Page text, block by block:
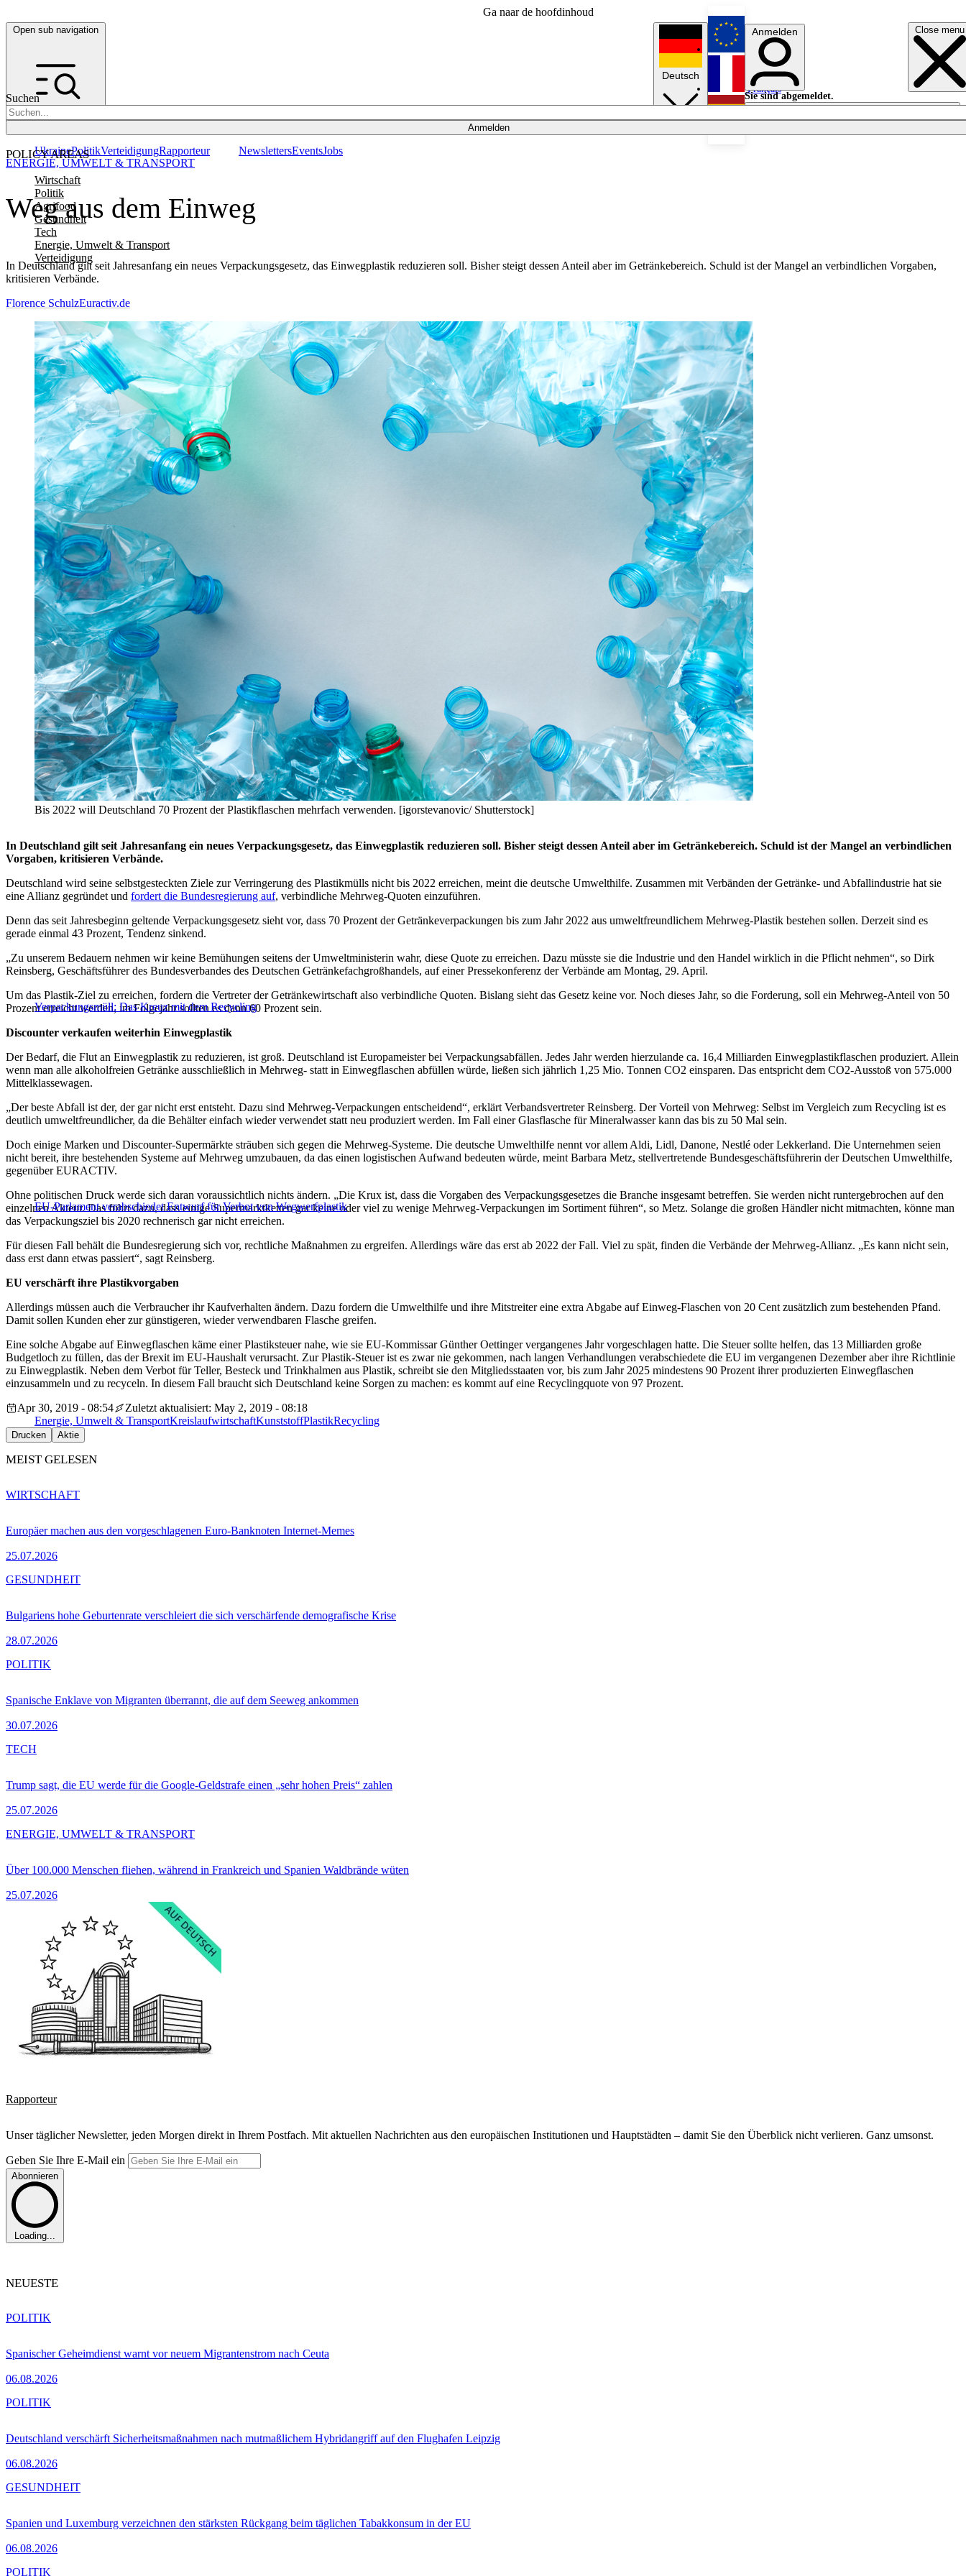
Ga naar de hoofdinhoud
Open sub navigation Close menu
Suchen
Anmelden
POLICY AREAS
Wirtschaft
Politik
Agrifood
Gesundheit
Tech
Energie, Umwelt & Transport
Verteidigung
UkrainePolitikVerteidigungRapporteur NewslettersEventsJobs
Deutsch
English
Français
Anmelden
Sie sind abgemeldet.
Anmelden
Licht aus
Weg aus dem Einweg
In Deutschland gilt seit Jahresanfang ein neues Verpackungsgesetz, das Einwegplastik reduzieren soll. Bisher steigt dessen Anteil aber im Getränkebereich. Schuld ist der Mangel an verbindlichen Vorgaben,
kritisieren Verbände.
ENERGIE, UMWELT & TRANSPORT
Florence SchulzEuractiv.de
Bis 2022 will Deutschland 70 Prozent der Plastikflaschen mehrfach verwenden. [igorstevanovic/ Shutterstock]
In Deutschland gilt seit Jahresanfang ein neues Verpackungsgesetz, das Einwegplastik reduzieren soll. Bisher steigt dessen Anteil aber im Getränkebereich. Schuld ist der Mangel an verbindlichen
Vorgaben, kritisieren Verbände.
Deutschland wird seine selbstgesteckten Ziele zur Verringerung des Plastikmülls nicht bis 2022 erreichen, meint die deutsche Umwelthilfe. Zusammen mit Verbänden der Getränke- und Abfallindustrie hat sie
eine Allianz gegründet und fordert die Bundesregierung auf, verbindliche Mehrweg-Quoten einzuführen.
Denn das seit Jahresbeginn geltende Verpackungsgesetz sieht vor, dass 70 Prozent der Getränkeverpackungen bis zum Jahr 2022 aus umweltfreundlichem Mehrweg-Plastik bestehen sollen. Derzeit sind es
gerade einmal 43 Prozent, Tendenz sinkend.
„Zu unserem Bedauern nehmen wir keine Bemühungen seitens der Umweltministerin wahr, diese Quote zu erreichen. Dazu müsste sie die Industrie und den Handel wirklich in die Pflicht nehmen“, so Dirk
Reinsberg, Geschäftsführer des Bundesverbandes des Deutschen Getränkefachgroßhandels, auf einer Pressekonferenz der Verbände am Montag, 29. April.
Verpackungsmüll: Das Kreuz mit dem Recycling
Um das Plastik-Ziel zu erreichen, fordern die Vertreter der Getränkewirtschaft also verbindliche Quoten. Bislang sieht das Gesetz keine vor. Noch dieses Jahr, so die Forderung, soll ein Mehrweg-Anteil von 50
Prozent erreicht werden, im Folgejahr sollten es dann 60 Prozent sein.
Discounter verkaufen weiterhin Einwegplastik
Der Bedarf, die Flut an Einwegplastik zu reduzieren, ist groß. Deutschland ist Europameister bei Verpackungsabfällen. Jedes Jahr werden hierzulande ca. 16,4 Milliarden Einwegplastikflaschen produziert. Allein
wenn man alle alkoholfreien Getränke ausschließlich in Mehrweg- statt in Einwegflaschen abfüllen würde, ließen sich jährlich 1,25 Mio. Tonnen CO2 einsparen. Das entspricht dem CO2-Ausstoß von 575.000
Mittelklassewagen.
„Der beste Abfall ist der, der gar nicht erst entsteht. Dazu sind Mehrweg-Verpackungen entscheidend“, erklärt Verbandsvertreter Reinsberg. Der Vorteil von Mehrweg: Selbst im Vergleich zum Recycling ist es
deutlich umweltfreundlicher, da die Behälter einfach wieder verwendet statt neu produziert werden. Im Fall einer Glasflasche für Mineralwasser kann das bis zu 50 Mal sein.
Doch einige Marken und Discounter-Supermärkte sträuben sich gegen die Mehrweg-Systeme. Die deutsche Umwelthilfe nennt vor allem Aldi, Lidl, Danone, Nestlé oder Lekkerland. Die Unternehmen seien
nicht bereit, ihre bestehenden Systeme auf Mehrweg umzubauen, da das einen logistischen Aufwand bedeuten würde, meint Barbara Metz, stellvertretende Bundesgeschäftsführerin der Deutschen Umwelthilfe,
gegenüber EURACTIV.
EU-Parlament verabschiedet Entwurf für Verbot von Wegwerfplastik
Ohne politischen Druck werde sich daran voraussichtlich nichts ändern. „Die Krux ist, dass die Vorgaben des Verpackungsgesetzes die Branche insgesamt betreffen. Sie werden nicht runtergebrochen auf den
einzelnen Akteur. Das führt dazu, dass einige Supermarktketten gar keine oder viel zu wenige Mehrweg-Verpackungen im Sortiment führen“, so Metz. Solange die großen Händler nicht mitmachten, könne man
das Verpackungsziel bis 2020 rechnerisch gar nicht erreichen.
Für diesen Fall behält die Bundesregierung sich vor, rechtliche Maßnahmen zu ergreifen. Allerdings wäre das erst ab 2022 der Fall. Viel zu spät, finden die Verbände der Mehrweg-Allianz. „Es kann nicht sein,
dass erst dann etwas passiert“, sagt Reinsberg.
EU verschärft ihre Plastikvorgaben
Allerdings müssen auch die Verbraucher ihr Kaufverhalten ändern. Dazu fordern die Umwelthilfe und ihre Mitstreiter eine extra Abgabe auf Einweg-Flaschen von 20 Cent zusätzlich zum bestehenden Pfand.
Damit sollen Kunden eher zur günstigeren, wieder verwendbaren Flasche greifen.
Eine solche Abgabe auf Einwegflaschen käme einer Plastiksteuer nahe, wie sie EU-Kommissar Günther Oettinger vergangenes Jahr vorgeschlagen hatte. Die Steuer sollte helfen, das 13 Milliarden große
Budgetloch zu füllen, das der Brexit im EU-Haushalt verursacht. Zur Plastik-Steuer ist es zwar nie gekommen, nach langen Verhandlungen verabschiedete die EU im vergangenen Dezember aber ihre Richtlinie
zu Einwegplastik. Neben dem Verbot für Teller, Besteck und Trinkhalmen aus Plastik, schreibt sie den Mitgliedsstaaten vor, bis zum Jahr 2025 mindestens 90 Prozent ihrer produzierten Einwegflaschen
einzusammeln und zu recyceln. In diesem Fall braucht sich Deutschland keine Sorgen zu machen: es kommt auf eine Recyclingquote von 97 Prozent.
Apr 30, 2019 - 08:54
Zuletzt aktualisiert: May 2, 2019 - 08:18
Energie, Umwelt & TransportKreislaufwirtschaftKunststoffPlastikRecycling
Drucken Aktie
MEIST GELESEN
Europäer machen aus den vorgeschlagenen Euro-Banknoten Internet-Memes
25.07.2026
WIRTSCHAFT
Bulgariens hohe Geburtenrate verschleiert die sich verschärfende demografische Krise
28.07.2026
GESUNDHEIT
Spanische Enklave von Migranten überrannt, die auf dem Seeweg ankommen
30.07.2026
POLITIK
Trump sagt, die EU werde für die Google-Geldstrafe einen „sehr hohen Preis“ zahlen
25.07.2026
TECH
Über 100.000 Menschen fliehen, während in Frankreich und Spanien Waldbrände wüten
25.07.2026
ENERGIE, UMWELT & TRANSPORT
Rapporteur
Unser täglicher Newsletter, jeden Morgen direkt in Ihrem Postfach. Mit aktuellen Nachrichten aus den europäischen Institutionen und Hauptstädten – damit Sie den Überblick nicht verlieren. Ganz umsonst.
Geben Sie Ihre E-Mail ein
Abonnieren
Loading...
NEUESTE
Spanischer Geheimdienst warnt vor neuem Migrantenstrom nach Ceuta
06.08.2026
POLITIK
Deutschland verschärft Sicherheitsmaßnahmen nach mutmaßlichem Hybridangriff auf den Flughafen Leipzig
06.08.2026
POLITIK
Spanien und Luxemburg verzeichnen den stärksten Rückgang beim täglichen Tabakkonsum in der EU
06.08.2026
GESUNDHEIT
POLITIK